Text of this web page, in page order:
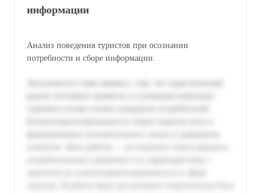
информации
Анализ поведения туристов при осознании
потребности и сборе информации.